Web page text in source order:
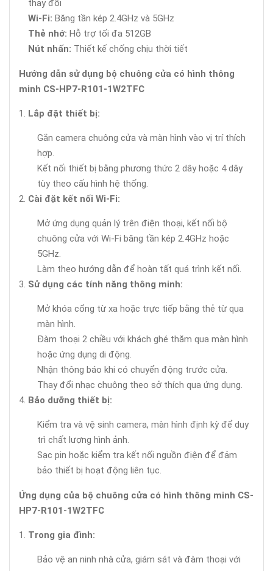
thay đổi
Wi-Fi: Băng tần kép 2.4GHz và 5GHz
Thẻ nhớ: Hỗ trợ tối đa 512GB
Nút nhấn: Thiết kế chống chịu thời tiết
Hướng dẫn sử dụng bộ chuông cửa có hình thông
minh CS-HP7-R101-1W2TFC
Lắp đặt thiết bị:
Gắn camera chuông cửa và màn hình vào vị trí thích
hợp.
Kết nối thiết bị bằng phương thức 2 dây hoặc 4 dây
tùy theo cấu hình hệ thống.
Cài đặt kết nối Wi-Fi:
Mở ứng dụng quản lý trên điện thoại, kết nối bộ
chuông cửa với Wi-Fi băng tần kép 2.4GHz hoặc
5GHz.
Làm theo hướng dẫn để hoàn tất quá trình kết nối.
Sử dụng các tính năng thông minh:
Mở khóa cổng từ xa hoặc trực tiếp bằng thẻ từ qua
màn hình.
Đàm thoại 2 chiều với khách ghé thăm qua màn hình
hoặc ứng dụng di động.
Nhận thông báo khi có chuyển động trước cửa.
Thay đổi nhạc chuông theo sở thích qua ứng dụng.
Bảo dưỡng thiết bị:
Kiểm tra và vệ sinh camera, màn hình định kỳ để duy
trì chất lượng hình ảnh.
Sạc pin hoặc kiểm tra kết nối nguồn điện để đảm
bảo thiết bị hoạt động liên tục.
Ứng dụng của bộ chuông cửa có hình thông minh CS-
HP7-R101-1W2TFC
Trong gia đình:
Bảo vệ an ninh nhà cửa, giám sát và đàm thoại với